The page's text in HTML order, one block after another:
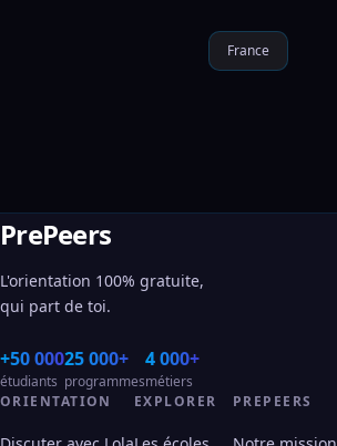
France
PrePeers
L'orientation 100% gratuite,
qui part de toi.
+50 000
étudiants
25 000+
programmes
4 000+
métiers
ORIENTATION
EXPLORER PREPEERS